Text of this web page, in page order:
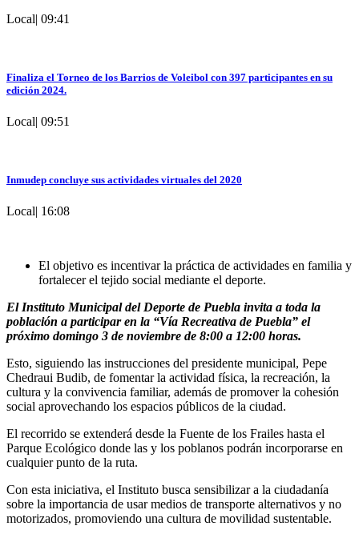
Local| 09:41
Finaliza el Torneo de los Barrios de Voleibol con 397 participantes en su
edición 2024.
Local| 09:51
Inmudep concluye sus actividades virtuales del 2020
Local| 16:08
El objetivo es incentivar la práctica de actividades en familia y
fortalecer el tejido social mediante el deporte.
El Instituto Municipal del Deporte de Puebla invita a toda la
población a participar en la “Vía Recreativa de Puebla” el
próximo domingo 3 de noviembre de 8:00 a 12:00 horas.
Esto, siguiendo las instrucciones del presidente municipal, Pepe
Chedraui Budib, de fomentar la actividad física, la recreación, la
cultura y la convivencia familiar, además de promover la cohesión
social aprovechando los espacios públicos de la ciudad.
El recorrido se extenderá desde la Fuente de los Frailes hasta el
Parque Ecológico donde las y los poblanos podrán incorporarse en
cualquier punto de la ruta.
Con esta iniciativa, el Instituto busca sensibilizar a la ciudadanía
sobre la importancia de usar medios de transporte alternativos y no
motorizados, promoviendo una cultura de movilidad sustentable.